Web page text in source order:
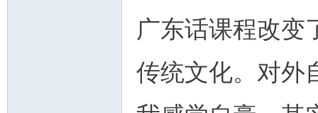
广东话课程改变
传统文化。对外